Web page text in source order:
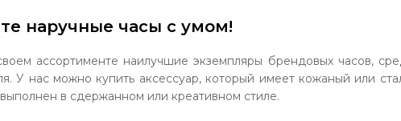
наручные часы с умом!
ассортименте наилучшие экземпляры брендовых часов,
У нас можно купить аксессуар, который имеет кожаный или
в сдержанном или креативном стиле.